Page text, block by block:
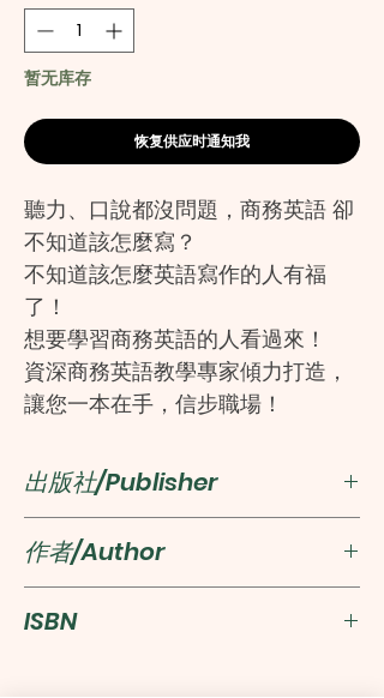
暂无库存
恢复供应时通知我
聽力、口說都沒問題，商務英語 卻
不知道該怎麼寫？
不知道該怎麼英語寫作的人有福
了！
想要學習商務英語的人看過來！
資深商務英語教學專家傾力打造，
讓您一本在手，信步職場！
出版社/Publisher
瑞蘭國際
作者/Author
ISBN